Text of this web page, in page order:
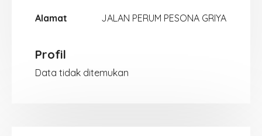
Alamat JALAN PERUM PESONA GRIYA
Profil
Data tidak ditemukan